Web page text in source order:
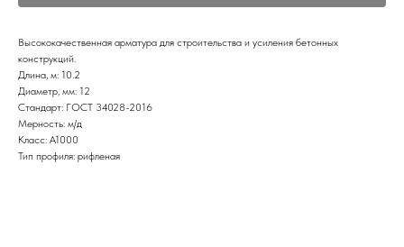
Высококачественная арматура для строительства и усиления бетонных
конструкций.
Длина, м: 10.2
Диаметр, мм: 12
Стандарт: ГОСТ 34028-2016
Мерность: м/д
Класс: А1000
Тип профиля: рифленая